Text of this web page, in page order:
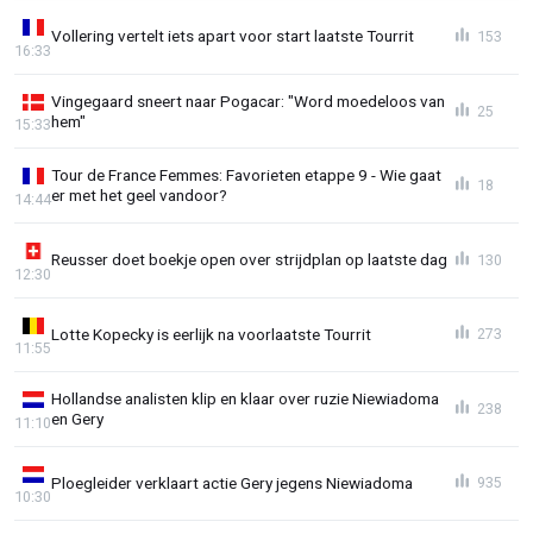
Vollering vertelt iets apart voor start laatste Tourrit
16:33
153
Vingegaard sneert naar Pogacar: "Word moedeloos van
hem"
15:33
25
Tour de France Femmes: Favorieten etappe 9 - Wie gaat
er met het geel vandoor?
14:44
18
Reusser doet boekje open over strijdplan op laatste dag
12:30
130
Lotte Kopecky is eerlijk na voorlaatste Tourrit
11:55
273
Hollandse analisten klip en klaar over ruzie Niewiadoma
en Gery
11:10
238
Ploegleider verklaart actie Gery jegens Niewiadoma
10:30
935